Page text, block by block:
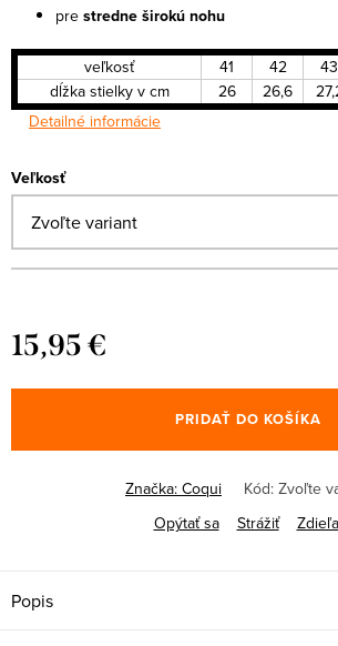
pre stredne širokú nohu
veľkosť 41 42 43
dĺžka stielky v cm
26 26,6
Detailné informácie
Veľkosť
15,95 €
cena:
PRIDAŤ DO KOŠÍKA
Značka: Coqui Kód: Zvoľte
Opýtať sa
Strážiť
Popis